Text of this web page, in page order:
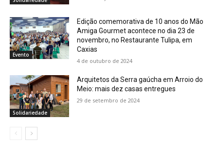
Evento
Edição comemorativa de 10 anos do Mão
Amiga Gourmet acontece no dia 23 de
novembro, no Restaurante Tulipa, em
Caxias
4 de outubro de 2024
Solidariedade
Arquitetos da Serra gaúcha em Arroio do
Meio: mais dez casas entregues
29 de setembro de 2024